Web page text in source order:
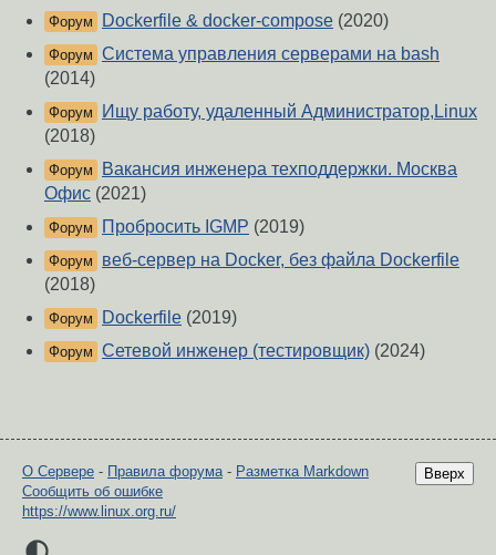
Форум Dockerfile & docker-compose (2020)
Форум Система управления серверами на bash
(2014)
Форум
Ищу работу, удаленный Администратор,Linux
(2018)
Форум
Вакансия инженера техподдержки. Москва
Офис (2021)
Форум Пробросить IGMP (2019)
Форум
веб-сервер на Docker, без файла Dockerfile
(2018)
Форум Dockerfile (2019)
Форум Сетевой инженер (тестировщик) (2024)
Вверх
О Сервере - Правила форума- Разметка Markdown
Сообщить об ошибке
https://www.linux.org.ru/